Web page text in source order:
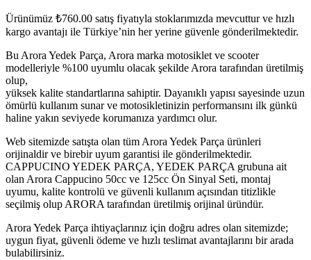
Ürünümüz ₺760.00 satış fiyatıyla stoklarımızda mevcuttur ve hızlı
kargo avantajı ile Türkiye’nin her yerine güvenle gönderilmektedir.
Bu Arora Yedek Parça, Arora marka motosiklet ve scooter
modelleriyle %100 uyumlu olacak şekilde Arora tarafından üretilmiş
olup,
yüksek kalite standartlarına sahiptir. Dayanıklı yapısı sayesinde uzun
ömürlü kullanım sunar ve motosikletinizin performansını ilk günkü
haline yakın seviyede korumanıza yardımcı olur.
Web sitemizde satışta olan tüm Arora Yedek Parça ürünleri
orijinaldir ve birebir uyum garantisi ile gönderilmektedir.
CAPPUCINO YEDEK PARÇA, YEDEK PARÇA grubuna ait
olan Arora Cappucino 50cc ve 125cc Ön Sinyal Seti, montaj
uyumu, kalite kontrolü ve güvenli kullanım açısından titizlikle
seçilmiş olup ARORA tarafından üretilmiş orijinal üründür.
Arora Yedek Parça ihtiyaçlarınız için doğru adres olan sitemizde;
uygun fiyat, güvenli ödeme ve hızlı teslimat avantajlarını bir arada
bulabilirsiniz.